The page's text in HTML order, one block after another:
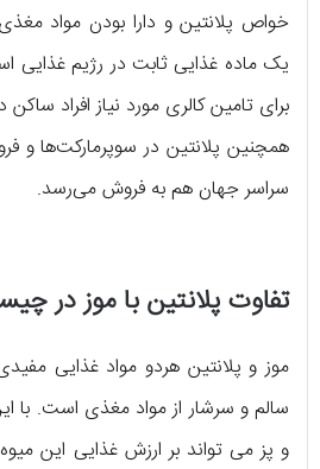
خواص پلانتین و دارا بودن مواد
یک ماده غذایی ثابت در رژیم غذایی
برای تامین کالری مورد نیاز افراد
همچنین پلانتین در سوپرمارکت‌ها و
سراسر جهان هم به فروش می‌رسد.
تفاوت پلانتین با موز در
موز و پلانتین هردو مواد غذایی
سالم و سرشار از مواد مغذی است.
و پز می تواند بر ارزش غذایی این